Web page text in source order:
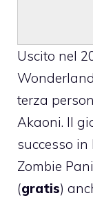
Uscito nel
Wonderland
terza
Akaoni. Il
successo in
Zombie
(gratis)